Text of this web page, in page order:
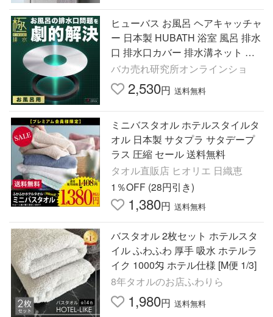
ヒューバス お風呂 ヘアキャッチャ
ー 日本製 HUBATH 浴室 風呂 排水
口 排水口カバー 排水溝ネット 排
水溝 ゴミ受け マグネット ヘアー
キャッチャー
バカ売れ研究所オンラインショ
2,530円 送料無料
ミニバスタオル ホテルスタイルタ
オル 日本製 サタプラ サタデープ
ラス 圧縮 セール 送料無料
タオル直販店 ヒオリエ 日織恵
1％OFF (28円引き)
1,380円 送料無料
バスタオル 2枚セット ホテルスタ
イル ふわふわ 厚手 吸水 ホテルラ
イク 1000匁 ホテル仕様 [M便 1/3]
8年タオルのお店ふわりら
1,980円 送料無料